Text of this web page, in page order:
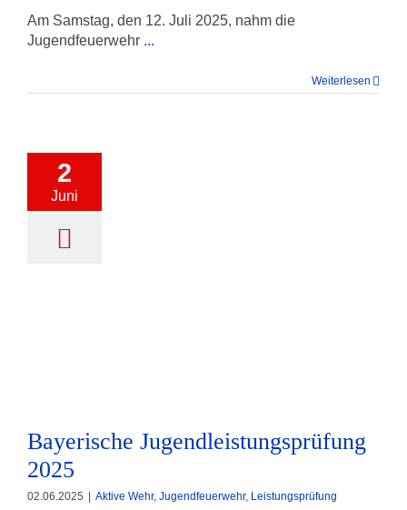
Am Samstag, den 12. Juli 2025, nahm die
Jugendfeuerwehr ...
Weiterlesen
2
Juni
Bayerische Jugendleistungsprüfung
2025
02.06.2025 Aktive Wehr, Jugendfeuerwehr, Leistungsprüfung